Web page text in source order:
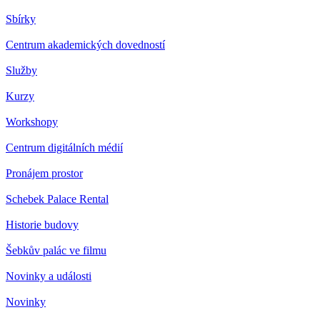
Sbírky
Centrum akademických dovedností
Služby
Kurzy
Workshopy
Centrum digitálních médií
Pronájem prostor
Schebek Palace Rental
Historie budovy
Šebkův palác ve filmu
Novinky a události
Novinky